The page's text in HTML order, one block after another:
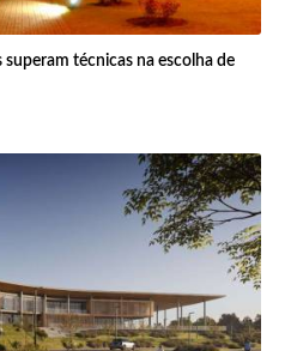
técnicas na escolha de